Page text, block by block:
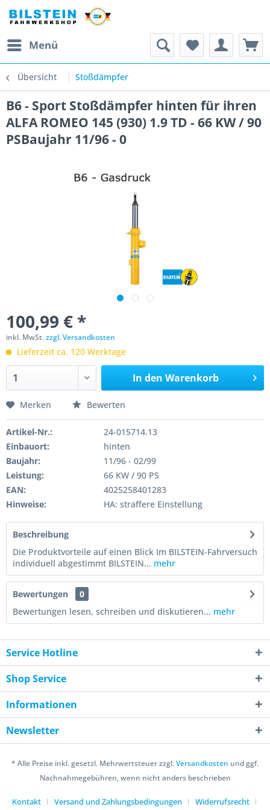
Menü
Übersicht Stoßdämpfer
B6 - Sport Stoßdämpfer hinten für ihren
ALFA ROMEO 145 (930) 1.9 TD - 66 KW / 90
PSBaujahr 11/96 - 0
100,99 € *
inkl. MwSt.zzgl. Versandkosten
Lieferzeit ca. 120 Werktage
In den Warenkorb
Merken Bewerten
Artikel-Nr.:
24-015714.13
Einbauort:
hinten
Baujahr:
11/96 - 02/99
Leistung:
66 KW / 90 PS
EAN:
4025258401283
Hinweise:
HA: straffere Einstellung
Beschreibung
Die Produktvorteile auf einen Blick Im BILSTEIN-Fahrversuch
individuell abgestimmt BILSTEIN... mehr
Bewertungen
0
Bewertungen lesen, schreiben und diskutieren... mehr
Service Hotline
Shop Service
Informationen
Newsletter
* Alle Preise inkl. gesetzl. Mehrwertsteuer zzgl.Versandkosten und ggf.
Nachnahmegebühren, wenn nicht anders beschrieben
Kontakt Versand und Zahlungsbedingungen Widerrufsrecht